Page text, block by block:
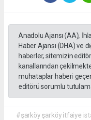
Anadolu Ajansı (AA),
Haber Ajansı (DHA) ve
haberler, sitemizin
kanallarından
muhataplar haberi
editörü sorumlu
#şarköy şarköy itfaiye